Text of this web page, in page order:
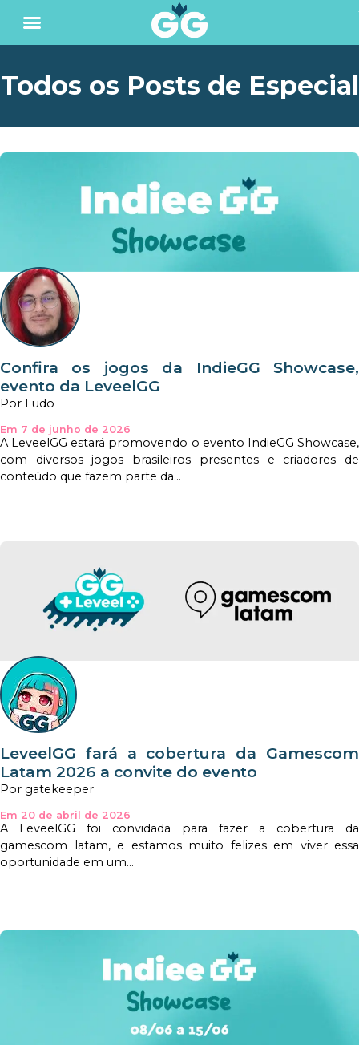
Todos os Posts de Especial
Confira os jogos da IndieGG Showcase,
evento da LeveelGG
Por Ludo
Em 7 de junho de 2026
A LeveelGG estará promovendo o evento IndieGG Showcase,
com diversos jogos brasileiros presentes e criadores de
conteúdo que fazem parte da...
LeveelGG fará a cobertura da Gamescom
Latam 2026 a convite do evento
Por gatekeeper
Em 20 de abril de 2026
A LeveelGG foi convidada para fazer a cobertura da
gamescom latam, e estamos muito felizes em viver essa
oportunidade em um...